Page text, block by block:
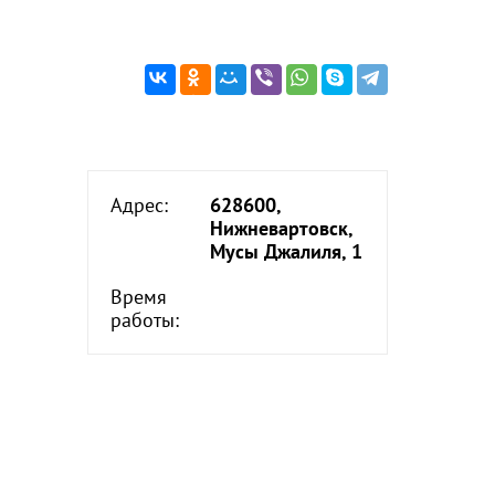
Адрес:
628600,
Нижневартовск,
Мусы Джалиля, 1
Время
работы: